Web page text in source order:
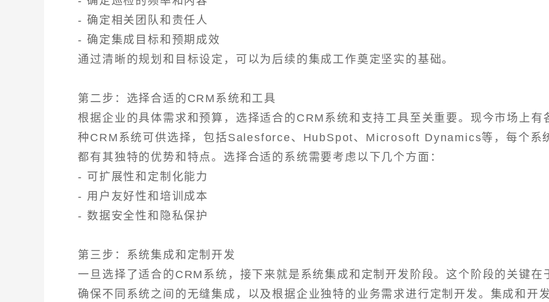
- 确定相关团队和责任人
- 确定集成目标和预期成效
通过清晰的规划和目标设定，可以为后续的集成工作奠定坚实的基础。
第二步：选择合适的CRM系统和工具
根据企业的具体需求和预算，选择适合的CRM系统和支持工具至关重要。现今市场上有
种CRM系统可供选择，包括Salesforce、HubSpot、Microsoft Dynamics等，每个系
都有其独特的优势和特点。选择合适的系统需要考虑以下几个方面：
- 可扩展性和定制化能力
- 用户友好性和培训成本
- 数据安全性和隐私保护
第三步：系统集成和定制开发
一旦选择了适合的CRM系统，接下来就是系统集成和定制开发阶段。这个阶段的关键在
确保不同系统之间的无缝集成，以及根据企业独特的业务需求进行定制开发。集成和开